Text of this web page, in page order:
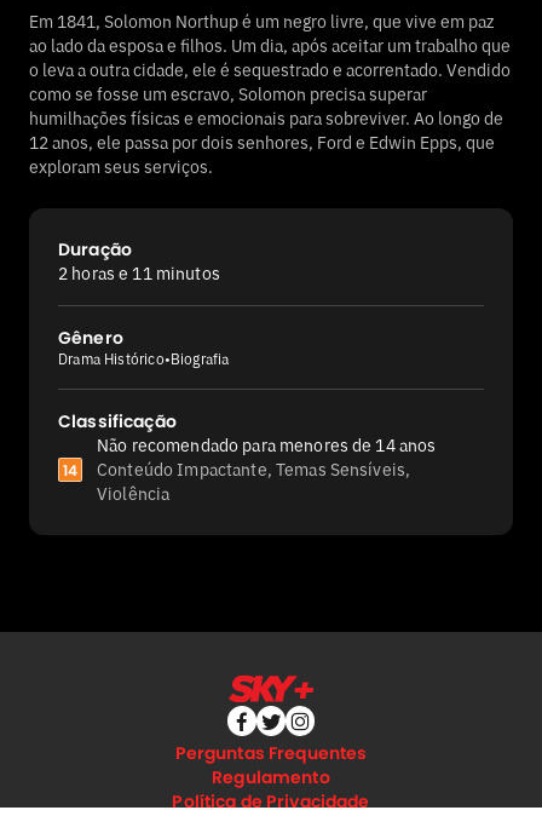
Em 1841, Solomon Northup é um negro livre, que vive em paz
ao lado da esposa e filhos. Um dia, após aceitar um trabalho que
o leva a outra cidade, ele é sequestrado e acorrentado. Vendido
como se fosse um escravo, Solomon precisa superar
humilhações físicas e emocionais para sobreviver. Ao longo de
12 anos, ele passa por dois senhores, Ford e Edwin Epps, que
exploram seus serviços.
Duração
2 horas e 11 minutos
Gênero
Drama Histórico•Biografia
Classificação
14
Não recomendado para menores de 14 anos
Conteúdo Impactante, Temas Sensíveis,
Violência
Perguntas Frequentes
Regulamento
Política de Privacidade